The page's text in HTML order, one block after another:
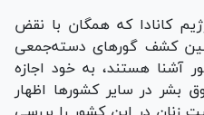
کانادا که همگان با نقض
کشف گور‌های دسته‌جمعی
آشنا هستند، به خود اجازه
بشر در سایر کشور‌ها اظهار